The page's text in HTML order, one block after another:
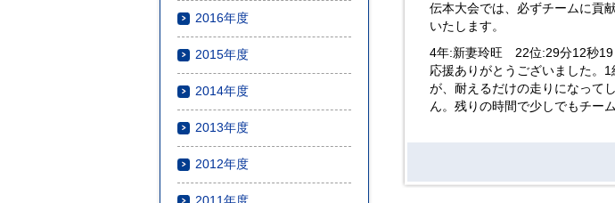
2016年度
2015年度
2014年度
2013年度
2012年度
伝本大会では、必ずチームに貢
いたします。
4年:新妻玲旺 22位:29分12秒19
応援ありがとうございました。
が、耐えるだけの走りになって
ん。残りの時間で少しでもチー